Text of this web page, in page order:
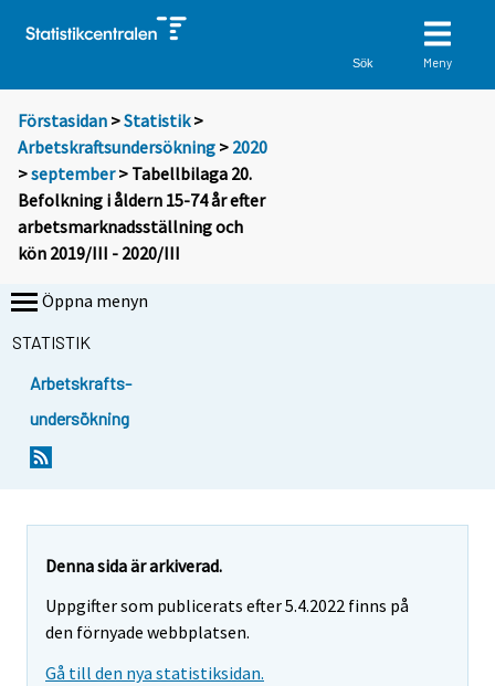
Sök Meny
Förstasidan >Statistik >
Arbetskraftsundersökning > 2020
>september> Tabellbilaga 20.
Befolkning i åldern 15-74 år efter
arbetsmarknadsställning och
kön 2019/III - 2020/III
Öppna menyn
STATISTIK
Arbetskrafts-
undersökning
Denna sida är arkiverad.
Uppgifter som publicerats efter 5.4.2022 finns på
den förnyade webbplatsen.
Gå till den nya statistiksidan.